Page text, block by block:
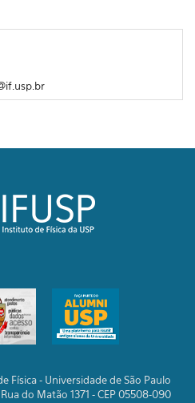
Física - Universidade de São Paulo
Rua do Matão 1371 - CEP 05508-090